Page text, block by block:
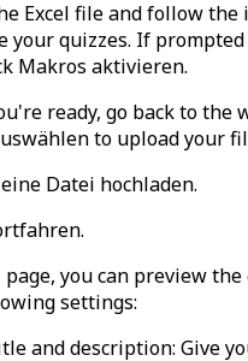
Excel file and follow
your quizzes. If
Makros aktivieren.
ready, go back to the
to upload your
Datei hochladen.
.
you can preview
settings:
and description: Give